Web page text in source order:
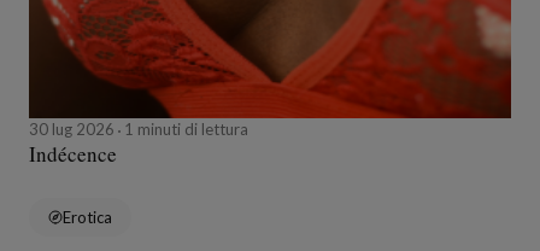
30 lug 2026 1 minuti di lettura
Indécence
Erotica